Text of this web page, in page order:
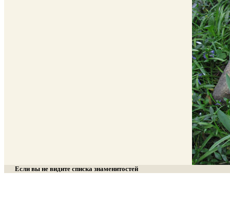
Если вы не видите списка знаменитостей